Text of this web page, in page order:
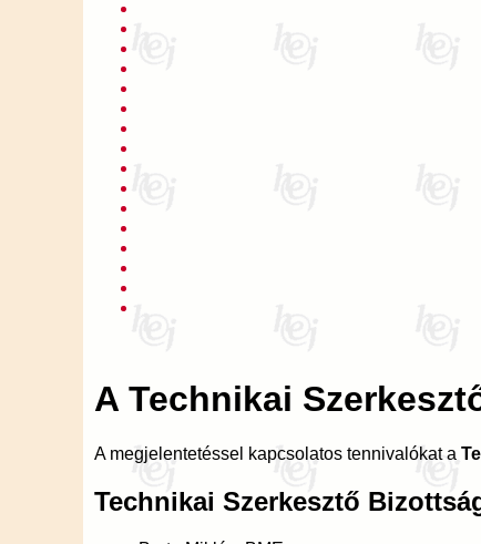
A Technikai
A megjelentetéssel kapcsolatos tennivalókat a
Technikai Szerkesztő